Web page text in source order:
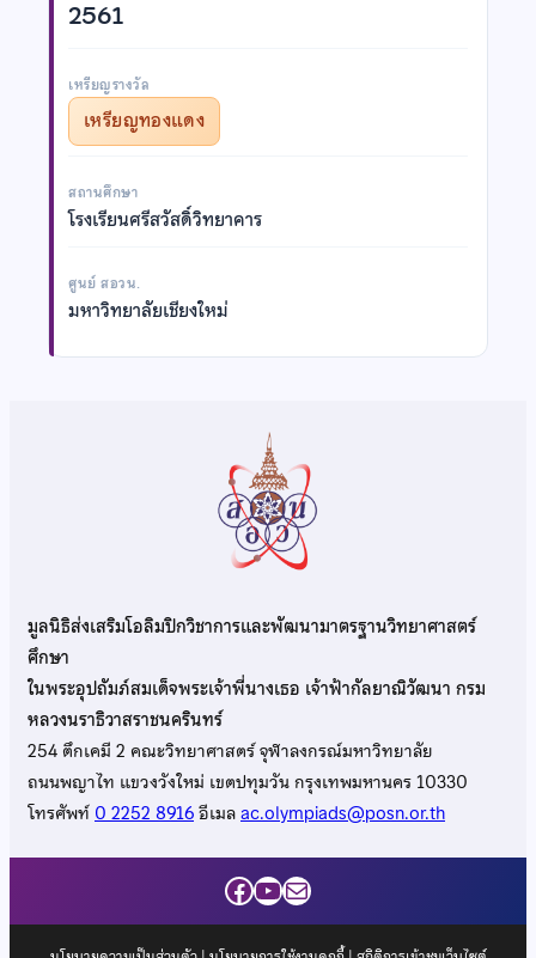
2561
เหรียญรางวัล
เหรียญทองแดง
สถานศึกษา
โรงเรียนศรีสวัสดิ์วิทยาคาร
ศูนย์ สอวน.
มหาวิทยาลัยเชียงใหม่
มูลนิธิส่งเสริมโอลิมปิกวิชาการและพัฒนามาตรฐานวิทยาศาสตร์
ศึกษา
ในพระอุปถัมภ์สมเด็จพระเจ้าพี่นางเธอ เจ้าฟ้ากัลยาณิวัฒนา กรม
หลวงนราธิวาสราชนครินทร์
254 ตึกเคมี 2 คณะวิทยาศาสตร์ จุฬาลงกรณ์มหาวิทยาลัย
ถนนพญาไท แขวงวังใหม่ เขตปทุมวัน กรุงเทพมหานคร 10330
โทรศัพท์0 2252 8916อีเมลac.olympiads@posn.or.th
Facebook
YouTube
Mail